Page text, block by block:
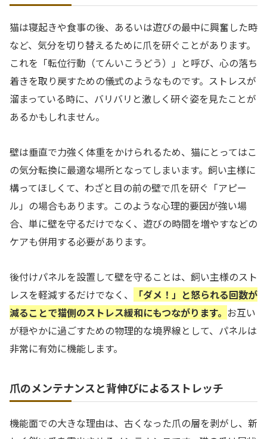
猫は寝起きや食事の後、あるいは遊びの最中に興奮した時
など、気分を切り替えるために爪を研ぐことがあります。
これを「転位行動（てんいこうどう）」と呼び、心の落ち
着きを取り戻すための儀式のようなものです。ストレスが
溜まっている時に、バリバリと激しく研ぐ姿を見たことが
あるかもしれません。
壁は垂直で力強く体重をかけられるため、猫にとってはこ
の気分転換に最適な場所となってしまいます。飼い主様に
構ってほしくて、わざと目の前の壁で爪を研ぐ「アピー
ル」の場合もあります。このような心理的要因が強い場
合、単に壁を守るだけでなく、遊びの時間を増やすなどの
ケアも併用する必要があります。
後付けパネルを設置して壁を守ることは、飼い主様のスト
レスを軽減するだけでなく、
「ダメ！」と怒られる回数が
減ることで猫側のストレス緩和にもつながります。 お互い
が穏やかに過ごすための物理的な境界線として、パネルは
非常に有効に機能します。
爪のメンテナンスと背伸びによるストレッチ
機能面での大きな理由は、古くなった爪の層を剥がし、新